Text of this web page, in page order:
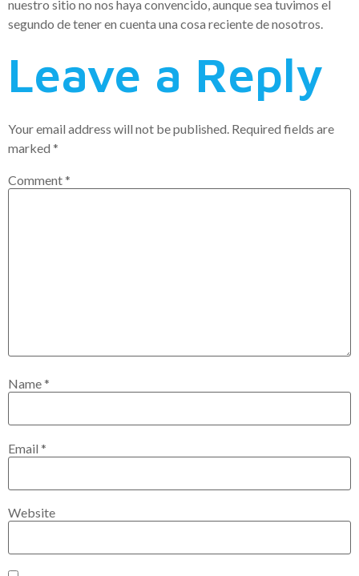
nuestro sitio no nos haya convencido, aunque sea tuvimos el
segundo de tener en cuenta una cosa reciente de nosotros.
Leave a Reply
Your email address will not be published. Required fields are
marked *
Comment*
Name*
Email *
Website